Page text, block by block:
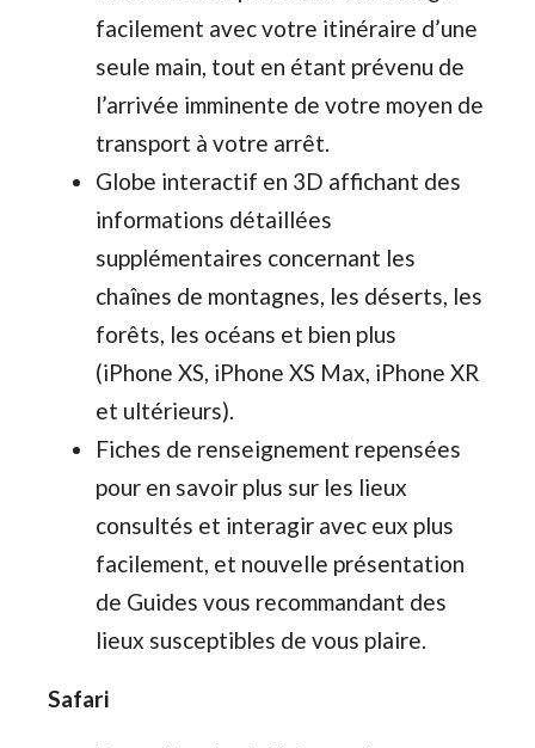
facilement avec votre itinéraire d’une
seule main, tout en étant prévenu de
l’arrivée imminente de votre moyen de
transport à votre arrêt.
Globe interactif en 3D affichant des
informations détaillées
supplémentaires concernant les
chaînes de montagnes, les déserts, les
forêts, les océans et bien plus
(iPhone XS, iPhone XS Max, iPhone XR
et ultérieurs).
Fiches de renseignement repensées
pour en savoir plus sur les lieux
consultés et interagir avec eux plus
facilement, et nouvelle présentation
de Guides vous recommandant des
lieux susceptibles de vous plaire.
Safari